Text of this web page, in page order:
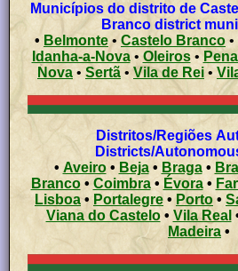
Municípios do distrito de
Branco district
• Belmonte • Castelo Branco •
Idanha-a-Nova•Oleiros•
Nova • Sertã • Vila de Rei •
Distritos/Regiões
Districts/
• Aveiro• Beja• Braga•
Branco• Coimbra• Évora•
Lisboa•Portalegre •Porto •
Viana do Castelo• Vila Real
Madeira •